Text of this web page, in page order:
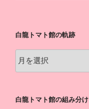
白龍トマト館の軌跡
龍
ト
白龍トマト館の組み分け